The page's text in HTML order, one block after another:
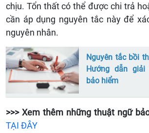
chịu. Tổn thất có thể được chi trả
cần áp dụng nguyên tắc này để
nguyên nhân.
Nguyên tắc bồi
Hướng dẫn giải
bảo hiểm
>>> Xem thêm những thuật ngữ
TẠI ĐÂY